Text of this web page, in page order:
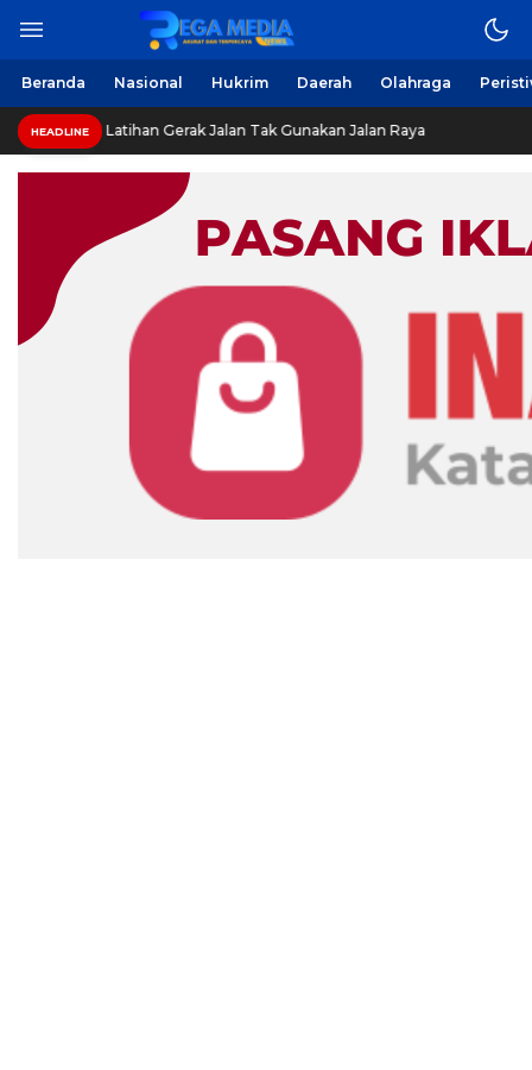
Beranda Nasional Hukrim Daerah Olahraga
HEADLINEGerak Jalan Tak Gunakan Jalan Raya